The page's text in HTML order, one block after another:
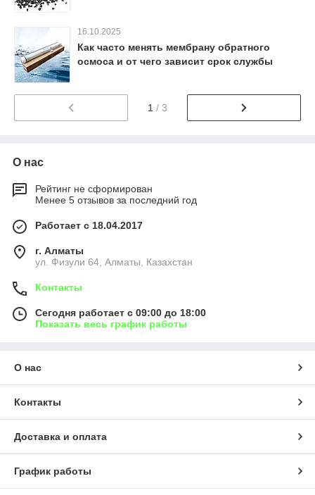
16.10.2025
Как часто менять мембрану обратного
осмоса и от чего зависит срок службы
1 / 3
О нас
Рейтинг не сформирован
Менее 5 отзывов за последний год
Работает с 18.04.2017
г. Алматы
ул. Физули 64, Алматы, Казахстан
Контакты
Сегодня работает с 09:00 до 18:00
Показать весь график работы
О нас
Контакты
Доставка и оплата
График работы